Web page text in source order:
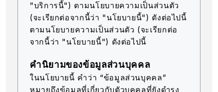
"บริการนี้") ตามนโยบายความเป็นส่วนตัว
(จะเรียกต่อจากนี้ว่า "นโยบายนี้") ดังต่อไปนี้
ตามนโยบายความเป็นส่วนตัว (จะเรียกต่อ
จากนี้ว่า "นโยบายนี้") ดังต่อไปนี้
คำนิยามของข้อมูลส่วนบุคคล
ในนโยบายนี้ คำว่า “ข้อมูลส่วนบุคคล”
หมายถึงข้อมูลที่เกี่ยวกับตัวบุคคลที่ยังดำรง